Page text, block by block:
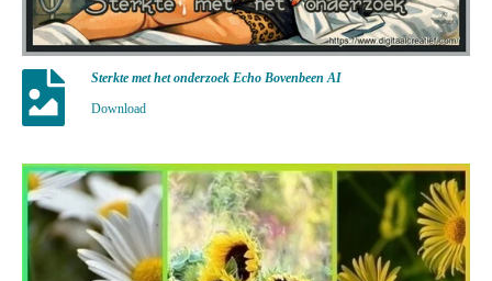
Sterkte met het onderzoek Echo Bovenbeen AI
Download